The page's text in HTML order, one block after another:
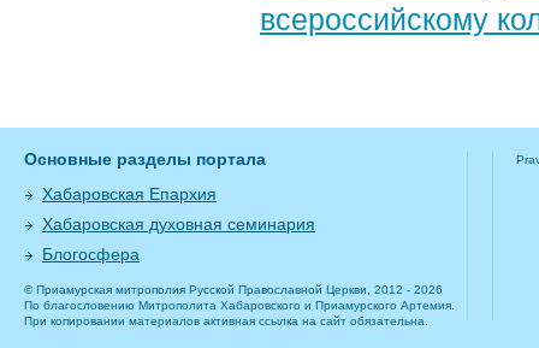
всероссийскому
Основные разделы портала
Хабаровская Епархия
Хабаровская духовная семинария
Блогосфера
© Приамурская митрополия Русской Православной Церкви, 2012 - 2026
По благословению Митрополита Хабаровского и Приамурского Артемия.
При копировании материалов активная ссылка на сайт обязательна.